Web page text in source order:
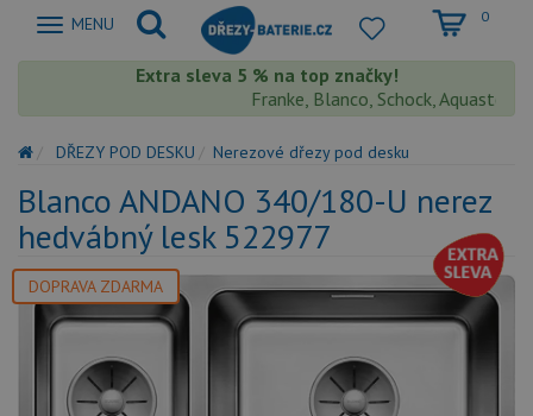
Zobrazit
MENU 0
Extra sleva 5 % na top značky!
Franke, Blanco, Schock, Aquastone,
DŘEZY POD DESKU Nerezové dřezy pod desku
Blanco ANDANO 340/180-U nerez
hedvábný lesk 522977
DOPRAVA ZDARMA